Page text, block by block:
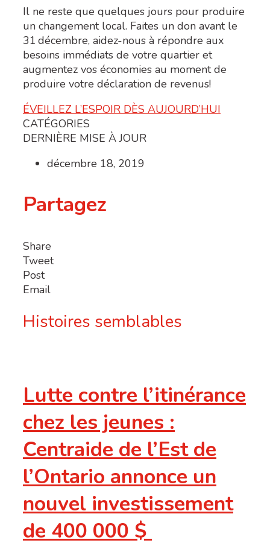
Il ne reste que quelques jours pour produire
un changement local. Faites un don avant le
31 décembre, aidez-nous à répondre aux
besoins immédiats de votre quartier et
augmentez vos économies au moment de
produire votre déclaration de revenus!
ÉVEILLEZ L’ESPOIR DÈS AUJOURD’HUI
CATÉGORIES
DERNIÈRE MISE À JOUR
décembre 18, 2019
Partagez
Share
Tweet
Post
Email
Histoires semblables
Lutte contre l’itinérance
chez les jeunes :
Centraide de l’Est de
l’Ontario annonce un
nouvel investissement
de 400 000 $